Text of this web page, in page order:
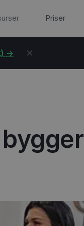
Priser
->
bygger